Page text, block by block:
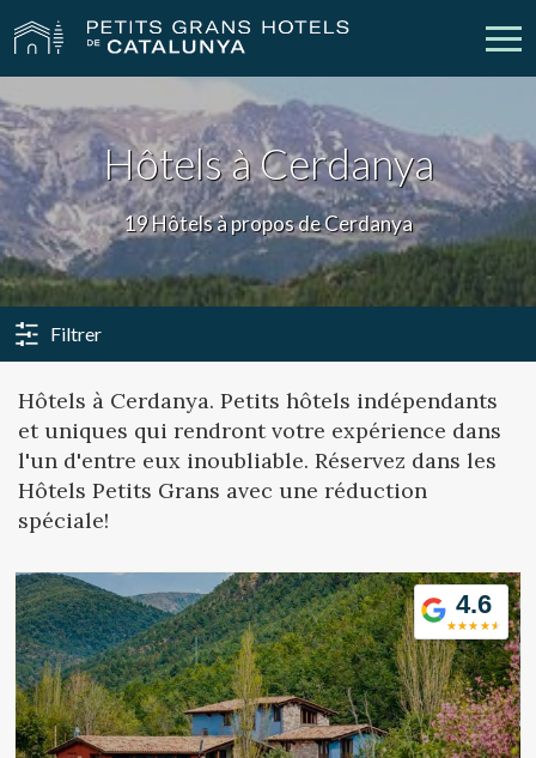
Nos Hôtels Escapades
Mariages Réunions
Chèques Cadeau Découvrez Catalogne
vpn_key Se connecter person Créer un compte
CA ES EN FR
Hôtels à Cerdanya
19 Hôtels à propos de Cerdanya
Filtrer
Hôtels à Cerdanya. Petits hôtels indépendants
et uniques qui rendront votre expérience dans
l'un d'entre eux inoubliable. Réservez dans les
Hôtels Petits Grans avec une réduction
spéciale!
4.6